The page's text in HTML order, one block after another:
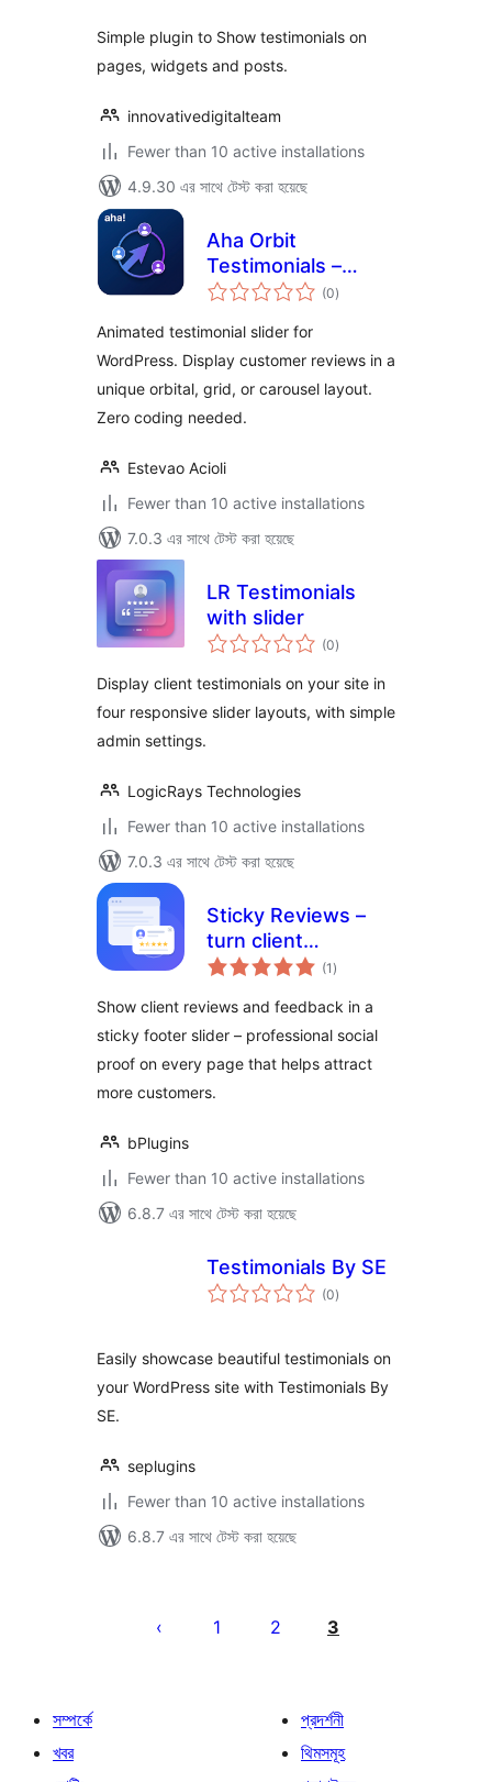
Simple plugin to Show testimonials on
pages, widgets and posts.
innovativedigitalteam
Fewer than 10 active installations
4.9.30 এর সাথে টেস্ট করা হয়েছে
Aha Orbit
Testimonials –
Animated
(0total
ratings
)
Animated testimonial slider for
WordPress. Display customer reviews in a
unique orbital, grid, or carousel layout.
Zero coding needed.
Estevao Acioli
Fewer than 10 active installations
7.0.3 এর সাথে টেস্ট করা হয়েছে
LR Testimonials
with slider
(0total
ratings
)
Display client testimonials on your site in
four responsive slider layouts, with simple
admin settings.
LogicRays Technologies
Fewer than 10 active installations
7.0.3 এর সাথে টেস্ট করা হয়েছে
Sticky Reviews –
turn client
feedback into trust
(1 total
ratings
)
Show client reviews and feedback in a
sticky footer slider – professional social
proof on every page that helps attract
more customers.
bPlugins
Fewer than 10 active installations
6.8.7 এর সাথে টেস্ট করা হয়েছে
Testimonials By SE
(0total
ratings
)
Easily showcase beautiful testimonials on
your WordPress site with Testimonials By
SE.
seplugins
Fewer than 10 active installations
6.8.7 এর সাথে টেস্ট করা হয়েছে
পেজিনেশন
1 2 3
সম্পর্কে
খবর
প্রদর্শনী
থিমসমূহ